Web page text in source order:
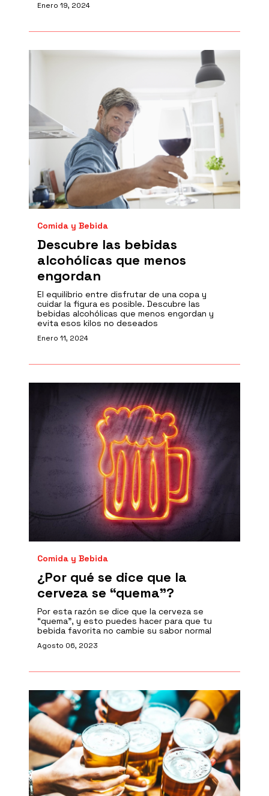
Enero 19, 2024
Comida y Bebida
Descubre las bebidas
alcohólicas que menos
engordan
El equilibrio entre disfrutar de una copa y
cuidar la figura es posible. Descubre las
bebidas alcohólicas que menos engordan y
evita esos kilos no deseados
Enero 11, 2024
Comida y Bebida
¿Por qué se dice que la
cerveza se “quema”?
Por esta razón se dice que la cerveza se
“quema”, y esto puedes hacer para que tu
bebida favorita no cambie su sabor normal
Agosto 06, 2023